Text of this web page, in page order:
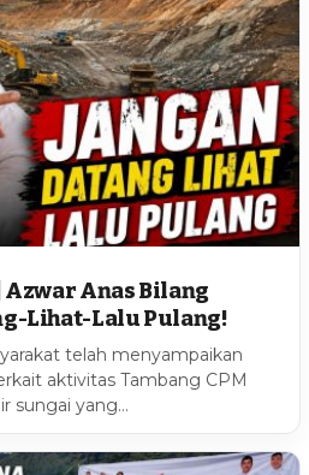
Azwar Anas Bilang
Lihat-Lalu Pulang!
telah menyampaikan
aktivitas Tambang CPM
sungai yang…